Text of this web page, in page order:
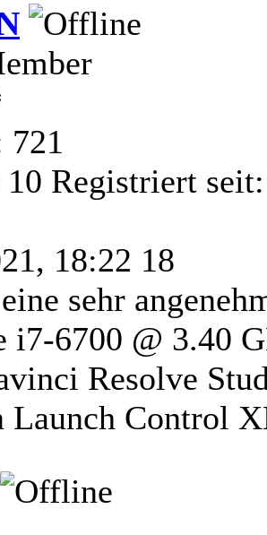
721
10 Registriert
18:22 18
sehr
i7-6700 @ 3.40
Resolve
Launch Control